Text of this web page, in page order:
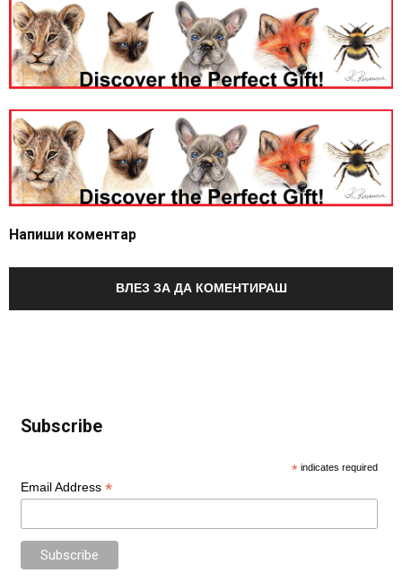
Напиши коментар
ВЛЕЗ ЗА ДА КОМЕНТИРАШ
Subscribe
* indicates required
Email Address *